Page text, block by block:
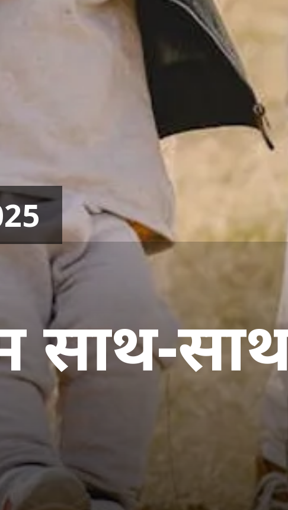
साथ-